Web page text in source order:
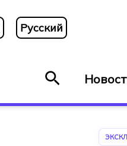
Русский
Поиск